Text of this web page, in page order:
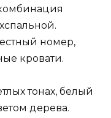
номер,
кровати.
тонах, белый
дерева.